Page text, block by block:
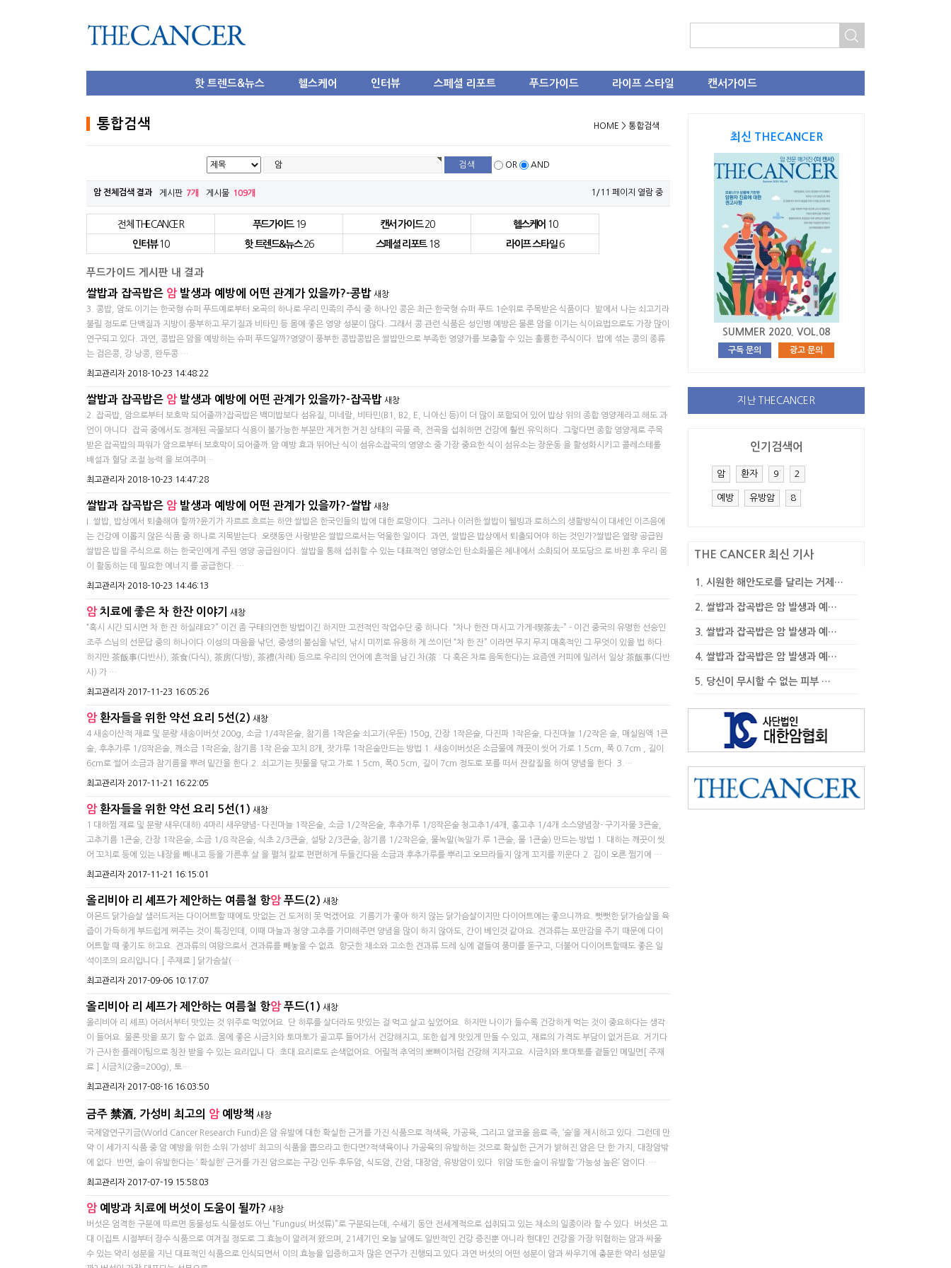
핫 트렌드&뉴스 헬스케어 인터뷰 스페셜 리포트 푸드가이드 라이프 스타일 캔서가이드
통합검색 HOME > 통합검색
OR AND
암 전체검색 결과 게시판 7개 게시물 109개 1/11 페이지 열람 중
전체 THECANCER 푸드가이드 19 캔서 가이드 20 헬스케어 10
인터뷰 10 핫 트렌드&뉴스 26 스페셜 리포트 18 라이프 스타일 6
푸드가이드 게시판 내 결과
쌀밥과 잡곡밥은 암발생과 예방에 어떤 관계가 있을까?-콩밥 새창
3. 콩밥, 암도 이기는 한국형 슈 퍼 푸드예로부터 오곡의 하나로 우리 민족의 주식 중 하나인 콩은 최근 한국형 슈퍼 푸드 1순위로 주목받은 식품이다. 밭에서 나는 쇠고기라
불릴 정도로 단백질과 지방이 풍부하고 무기질과 비타민 등 몸에 좋은 영양 성분이 많다. 그래서 콩 관련 식품은 성인병 예방은 물론 암을 이기는 식이요법으로도 가장 많이
연구되고 있다. 과연, 콩밥은 암을 예방하는 슈퍼 푸드일까?영양이 풍부한 콩밥콩밥은 쌀밥만으로 부족한 영양가를 보충할 수 있는 훌륭한 주식이다. 밥에 섞는 콩의 종류
는 검은콩, 강 낭콩, 완두콩 …
최고관리자 2018-10-23 14:48:22
쌀밥과 잡곡밥은 암발생과 예방에 어떤 관계가 있을까?-잡곡밥 새창
2. 잡곡밥, 암으로부터 보호막 되어줄까?잡곡밥은 백미밥보다 섬유질, 미네랄, 비타민(B1, B2, E, 니아신 등)이 더 많이 포함되어 있어 밥상 위의 종합 영양제라고 해도 과
언이 아니다. 잡곡 중에서도 정제된 곡물보다 식용이 불가능한 부분만 제거한 거친 상태의 곡물 즉, 전곡을 섭취하면 건강에 훨씬 유익하다. 그렇다면 종합 영양제로 주목
받은 잡곡밥의 파워가 암으로부터 보호막이 되어줄까.암 예방 효과 뛰어난 식이 섬유소잡곡의 영양소 중 가장 중요한 식이 섬유소는 장운동 을 활성화시키고 콜레스테롤
배설과 혈당 조절 능력 을 보여주며…
최고관리자 2018-10-23 14:47:28
쌀밥과 잡곡밥은 암발생과 예방에 어떤 관계가 있을까?-쌀밥 새창
I. 쌀밥, 밥상에서 퇴출해야 할까?윤기가 자르르 흐르는 하얀 쌀밥은 한국인들의 밥에 대한 로망이다. 그러나 이러한 쌀밥이 웰빙과 로하스의 생활방식이 대세인 이즈음에
는 건강에 이롭지 않은 식품 중 하나로 지목받는다. 오랫동안 사랑받은 쌀밥으로서는 억울한 일이다. 과연, 쌀밥은 밥상에서 퇴출되어야 하는 것인가?쌀밥은 열량 공급원
쌀밥은 밥을 주식으로 하는 한국인에게 주된 영양 공급원이다. 쌀밥을 통해 섭취할 수 있는 대표적인 영양소인 탄소화물은 체내에서 소화되어 포도당으 로 바뀐 후 우리 몸
이 활동하는 데 필요한 에너지 를 공급한다. …
최고관리자 2018-10-23 14:46:13
암치료에 좋은 차 한잔 이야기
새창
“혹시 시간 되시면 차 한 잔 하실래요?” 이건 좀 구태의연한 방법이긴 하지만 고전적인 작업수단 중 하나다. “차나 한잔 마시고 가게-喫茶去-” - 이건 중국의 유명한 선승인
조주 스님의 선문답 중의 하나이다.이성의 마음을 낚던, 중생의 불심을 낚던, 낚시 미끼로 유용하 게 쓰이던 “차 한 잔” 이라면 무지 무지 매혹적인 그 무엇이 있을 법 하다.
하지만 茶飯事(다반사), 茶食(다식), 茶房(다방), 茶禮(차례) 등으로 우리의 언어에 흔적을 남긴 차(茶 : 다 혹은 차로 음독한다)는 요즘엔 커피에 밀려서 일상 茶飯事(다반
사) 가 …
최고관리자 2017-11-23 16:05:26
암환자들을 위한 약선 요리 5선(2) 새창
4 새송이산적 재료 및 분량 새송이버섯 200g, 소금 1/4작은술, 참기름 1작은술 쇠고기(우둔) 150g, 간장 1작은술, 다진파 1작은술, 다진마늘 1/2작은 술, 매실원액 1큰
술, 후추가루 1/8작은술, 깨소금 1작은술, 참기름 1작 은술 꼬치 8개, 잣가루 1작은술만드는 방법 1. 새송이버섯은 소금물에 깨끗이 씻어 가로 1.5cm, 폭 0.7cm , 길이
6cm로 썰어 소금과 참기름을 뿌려 밑간을 한다.2. 쇠고기는 핏물을 닦고 가로 1.5cm, 폭0.5cm, 길이 7cm 정도로 포를 떠서 잔칼질을 하여 양념을 한다. 3.…
최고관리자 2017-11-21 16:22:05
암환자들을 위한 약선 요리 5선(1) 새창
​1 대하찜 ​재료 및 분량 새우(대하) 4마리 새우양념- 다진마늘 1작은술, 소금 1/2작은술, 후추가루 1/8작은술 청고추1/4개, 홍고추 1/4개 소스양념장- 구기자물 3큰술,
고추기름 1큰술, 간장 1작은술, 소금 1/8 작은술, 식초 2/3큰술, 설탕 2/3큰술, 참기름 1/2작은술, 물녹말(녹말가 루 1큰술, 물 1큰술) 만드는 방법 ​1. 대하는 깨끗이 씻
어 꼬치로 등에 있는 내장을 빼내고 등을 가른후 살 을 펼쳐 칼로 편편하게 두들긴다음 소금과 후추가루를 뿌리고 오므라들지 않게 꼬지를 끼운다.2. 김이 오른 찜기에 …
최고관리자 2017-11-21 16:15:01
올리비아 리 셰프가 제안하는 여름철 항암푸드(2) 새창
아몬드 닭가슴살 샐러드​저는 다이어트할 때에도 맛없는 건 도저히 못 먹겠어요. 기름기가 좋아 하지 않는 닭가슴살이지만 다이어트에는 좋으니까요. 뻣뻣한 닭가슴살을 육
즙이 가득하게 부드럽게 쪄주는 것이 특징인데, 이때 마늘과 청양 고추를 가미해주면 양념을 많이 하지 않아도, 간이 베인것 같아요. 견과류는 포만감을 주기 때문에 다이
어트할 때 좋기도 하고요. 견과류의 여왕으로서 견과류를 빼놓을 수 없죠. 향긋한 채소와 고소한 견과류 드레 싱에 곁들여 풍미를 돋구고, 더불어 다이어트할때도 좋은 일
석이조의 요리입니다.​[ 주재료 ] 닭가슴살(…
최고관리자 2017-09-06 10:17:07
올리비아 리 셰프가 제안하는 여름철 항암푸드(1) 새창
올리비아 리 셰프) 어려서부터 맛있는 것 위주로 먹었어요. 단 하루를 살더라도 맛있는 걸 먹고 살고 싶었어요. 하지만 나이가 들수록 건강하게 먹는 것이 중요하다는 생각
이 들어요. 물론 맛을 포기 할 수 없죠. 몸에 좋은 시금치와 토마토가 골고루 들어가서 건강해지고, 또한 쉽게 맛있게 만들 수 있고, 재료의 가격도 부담이 없거든요. 거기다
가 근사한 플레이팅으로 칭찬 받을 수 있는 요리입니 다. 초대 요리로도 손색없어요. 어릴적 추억의 뽀빠이처럼 건강해 지자고요. 시금치와 토마토를 곁들인 메밀면[ 주재
료 ] 시금치(2줌=200g), 토…
최고관리자 2017-08-16 16:03:50
금주 禁酒, 가성비 최고의 암예방책 새창
​국제암연구기금(World Cancer Research Fund)은 암 유발에 대한 확실한 근거를 가진 식품으로 적색육, 가공육, 그리고 알코올 음료 즉, ‘술’을 제시하고 있다. 그런데 만
약 이 세가지 식품 중 암 예방을 위한 소위 ‘가성비’ 최고의 식품을 뽑으라고 한다면?​적색육이나 가공육의 유발하는 것으로 확실한 근거가 밝혀진 암은 단 한 가지, 대장암밖
에 없다. 반면, 술이 유발한다는 ‘ 확실한’ 근거를 가진 암으로는 구강·인두·후두암, 식도암, 간암, 대장암, 유방암이 있다. 위암 또한 술이 유발할 ‘가능성 높은’ 암이다.…
최고관리자 2017-07-19 15:58:03
암예방과 치료에 버섯이 도움이 될까? 새창
​버섯은 엄격한 구분에 따르면 동물성도 식물성도 아닌 “Fungus( 버섯류)”로 구분되는데, 수세기 동안 전세계적으로 섭취되고 있는 채소의 일종이라 할 수 있다. 버섯은 고
대 이집트 시절부터 장수 식품으로 여겨질 정도로 그 효능이 알려져 왔으며, 21세기인 오늘 날에도 일반적인 건강 증진뿐 아니라 현대인 건강을 가장 위협하는 암과 싸울
수 있는 약리 성분을 지닌 대표적인 식품으로 인식되면서 이의 효능을 입증하고자 많은 연구가 진행되고 있다.과연 버섯의 어떤 성분이 암과 싸우기에 충분한 약리 성분일
최신 THECANCER
SUMMER 2020. VOL.08
구독 문의 광고 문의
지난 THECANCER
인기검색어
암 환자 9 2
예방 유방암 8
THE CANCER 최신 기사
1. 시원한 해안도로를 달리는 거제…
2. 쌀밥과 잡곡밥은 암 발생과 예…
3. 쌀밥과 잡곡밥은 암 발생과 예…
4. 쌀밥과 잡곡밥은 암 발생과 예…
5. 당신이 무시할 수 없는 피부 …